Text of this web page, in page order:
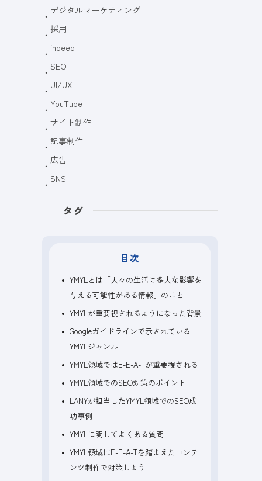
デジタルマーケティング
採用
indeed
SEO
UI/UX
YouTube
サイト制作
記事制作
広告
SNS
タグ
目次
YMYLとは「人々の生活に多大な影響を
与える可能性がある情報」のこと
YMYLが重要視されるようになった背景
Googleガイドラインで示されている
YMYLジャンル
YMYL領域ではE-E-A-Tが重要視される
YMYL領域でのSEO対策のポイント
LANYが担当したYMYL領域でのSEO成
功事例
YMYLに関してよくある質問
YMYL領域はE-E-A-Tを踏まえたコンテ
ンツ制作で対策しよう